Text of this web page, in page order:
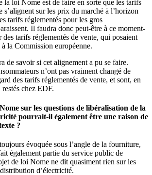
la loi Nome est de faire en sorte que les tarifs
s’alignent sur les prix du marché à l’horizon
tarifs réglementés pour les gros
Il faudra donc peut-être à ce moment-
tarifs réglementés de vente, qui posaient
la Commission européenne.
de savoir si cet alignement a pu se faire.
n’ont pas vraiment changé de
des tarifs réglementés de vente, et sont, en
chez EDF.
sur les questions de libéralisation de la
pourrait-il également être une raison de
?
évoquée sous l’angle de la fourniture,
également partie du service public de
de loi Nome ne dit quasiment rien sur les
d’électricité.